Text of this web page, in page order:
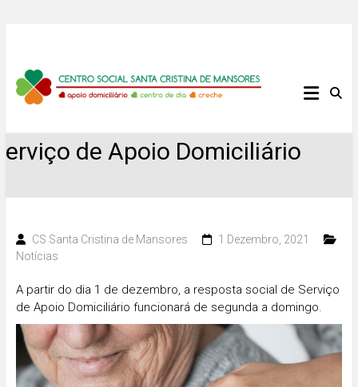
content
Centro
Santa
Cristina
de
Mansores
de Apoio Domiciliário
CS Santa Cristina de Mansores
1 Dezembro, 2021
Notícias
A partir do dia 1 de dezembro, a resposta social de Serviço
de Apoio Domiciliário funcionará de segunda a domingo.